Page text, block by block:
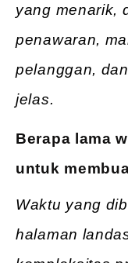
yang menarik,
penawaran,
pelanggan,
jelas.
Berapa lama
untuk
Waktu yang
halaman